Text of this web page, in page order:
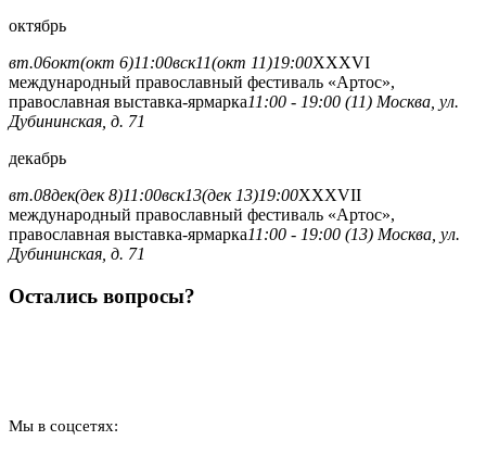
октябрь
вт.06окт(окт 6)11:00вск11(окт 11)19:00XXXVI
международный православный фестиваль «Артос»,
православная выставка-ярмарка11:00 - 19:00 (11) Москва, ул.
Дубининская, д. 71
декабрь
вт.08дек(дек 8)11:00вск13(дек 13)19:00XXXVII
международный православный фестиваль «Артос»,
православная выставка-ярмарка11:00 - 19:00 (13) Москва, ул.
Дубининская, д. 71
Остались вопросы?
Мы в соцсетях: